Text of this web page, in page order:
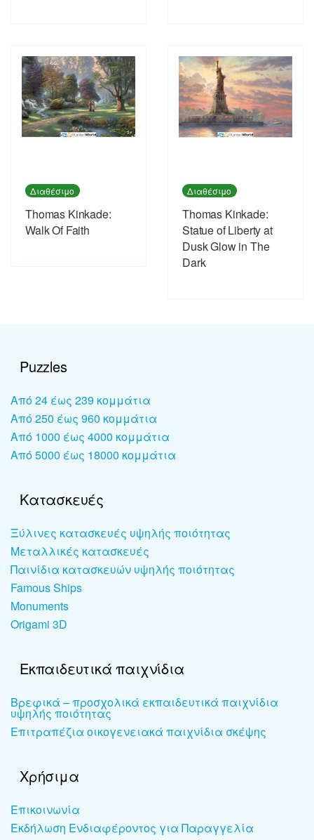
Διαθέσιμο
Thomas Kinkade:
Walk Of Faith
Διαθέσιμο
Thomas Kinkade:
Statue of Liberty at
Dusk Glow in The
Dark
Puzzles
Από 24 έως 239 κομμάτια
Από 250 έως 960 κομμάτια
Από 1000 έως 4000 κομμάτια
Από 5000 έως 18000 κομμάτια
Κατασκευές
Ξύλινες κατασκευές υψηλής ποιότητας
Μεταλλικές κατασκευές
Παινίδια κατασκευών υψηλής ποιότητας
Famous Ships
Monuments
Origami 3D
Εκπαιδευτικά παιχνίδια
Βρεφικά – προσχολικά εκπαιδευτικά παιχνίδια
υψηλής ποιότητας
Επιτραπέζια οικογενειακά παιχνίδια σκέψης
Χρήσιμα
Επικοινωνία
Εκδήλωση Ενδιαφέροντος για Παραγγελία